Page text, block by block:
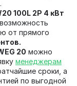
100L 2P 4 кВт
от прямого
20 можно
менеджерам
сроки, а
по выгодной